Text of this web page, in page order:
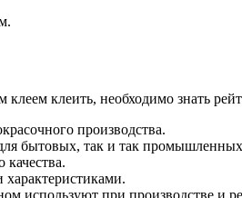
клеить, необходимо знать
производства.
бытовых, так и так
используют при производстве и